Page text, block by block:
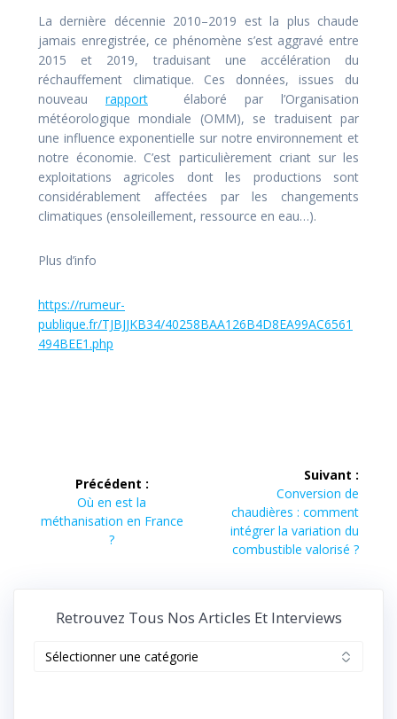
La dernière décennie 2010–2019 est la plus chaude
jamais enregistrée, ce phénomène s’est aggravé entre
2015 et 2019, traduisant une accélération du
réchauffement climatique. Ces données, issues du
nouveau rapport élaboré par l’Organisation
météorologique mondiale (OMM), se traduisent par
une influence exponentielle sur notre environnement et
notre économie. C’est particulièrement criant sur les
exploitations agricoles dont les productions sont
considérablement affectées par les changements
climatiques (ensoleillement, ressource en eau…).
Plus d’info
https://rumeur-
publique.fr/TJBJJKB34/40258BAA126B4D8EA99AC6561
494BEE1.php
l’article
Précédent :
Article
précédent :
Où en est la
méthanisation en France
?
Suivant :
Article
suivant :
Conversion de
chaudières : comment
intégrer la variation du
combustible valorisé ?
Retrouvez Tous Nos Articles Et Interviews